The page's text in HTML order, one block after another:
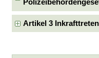
Artikel 3